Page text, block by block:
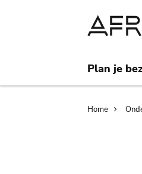
Plan je
Home